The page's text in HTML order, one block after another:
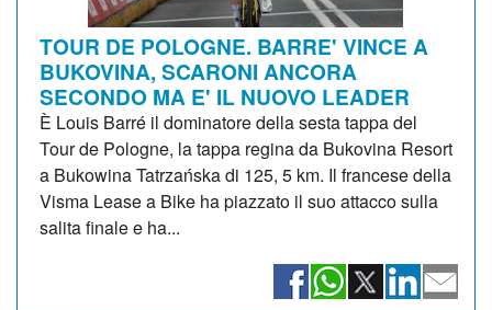
TOUR DE POLOGNE. BARRE' VINCE A
BUKOVINA, SCARONI ANCORA
SECONDO MA E' IL NUOVO LEADER
È Louis Barré il dominatore della sesta tappa del
Tour de Pologne, la tappa regina da Bukovina Resort
a Bukowina Tatrzańska di 125, 5 km. Il francese della
Visma Lease a Bike ha piazzato il suo attacco sulla
salita finale e ha...